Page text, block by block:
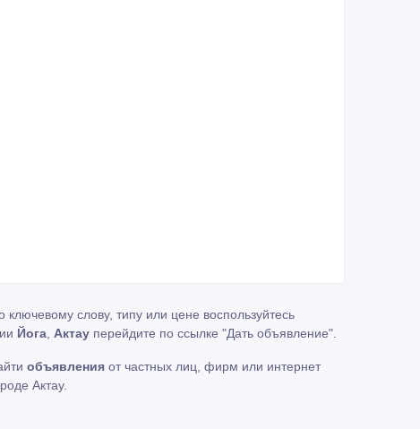
слову, типу или цене воспользуйтесь
Йога, Актау перейдите по ссылке "Дать объявление".
объявления от частных лиц, фирм или интернет
Актау.